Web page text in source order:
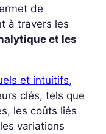
de
à travers les
et les
et intuitifs,
clés, tels que
les coûts liés
variations